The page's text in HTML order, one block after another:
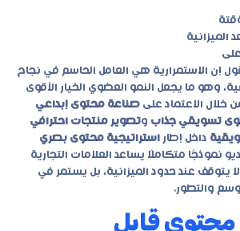
الميزانية
إن الاستمرارية هي العامل الحاسم في نجاح
وهو ما يجعل النمو العضوي الخيار الأقوى
خلال الاعتماد على صناعة محتوى إبداعي
تسويقي جذاب وتصوير منتجات احترافي
داخل إطار استراتيجية محتوى بصري
نموذجًا متكاملًا يساعد العلامات التجارية
يتوقف عند حدود الميزانية، بل يستمر في
والتطور.
قابل